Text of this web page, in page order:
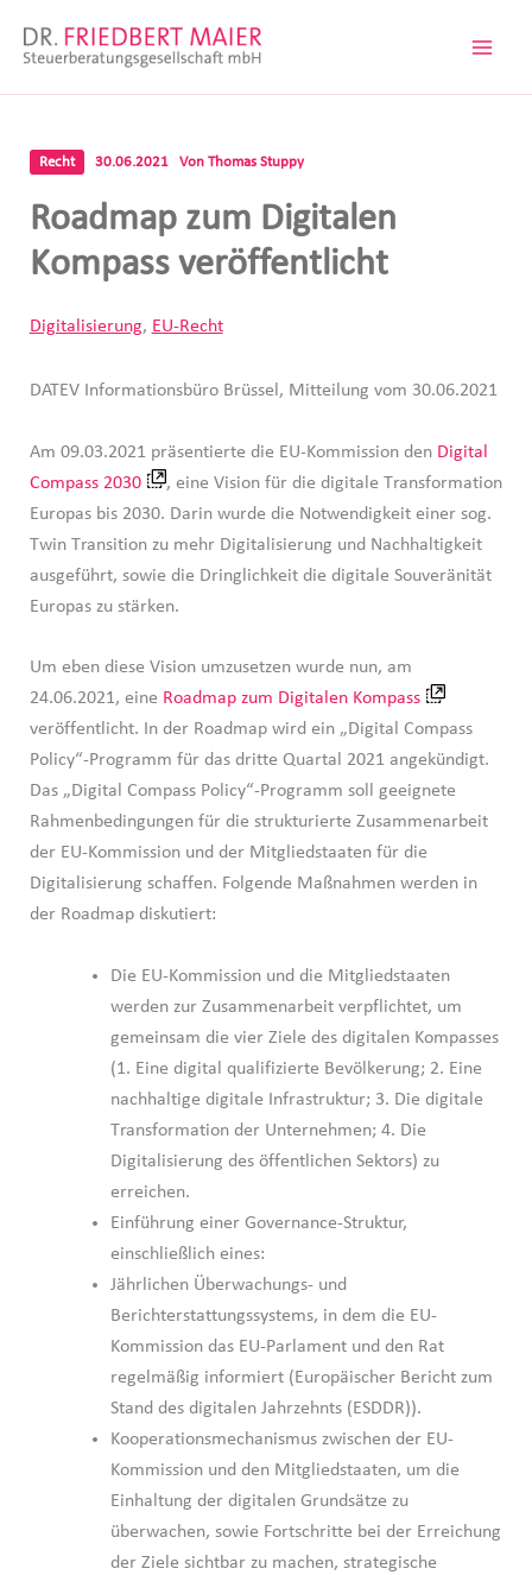
Inhalt
Recht 30.06.2021 Von Thomas Stuppy
Roadmap zum Digitalen
Kompass veröffentlicht
Digitalisierung, EU-Recht
DATEV Informationsbüro Brüssel, Mitteilung vom 30.06.2021
Am 09.03.2021 präsentierte die EU-Kommission den Digital
Compass 2030
, eine Vision für die digitale Transformation
Europas bis 2030. Darin wurde die Notwendigkeit einer sog.
Twin Transition zu mehr Digitalisierung und Nachhaltigkeit
ausgeführt, sowie die Dringlichkeit die digitale Souveränität
Europas zu stärken.
Um eben diese Vision umzusetzen wurde nun, am
24.06.2021, eine Roadmap zum Digitalen Kompass
veröffentlicht. In der Roadmap wird ein „Digital Compass
Policy“-Programm für das dritte Quartal 2021 angekündigt.
Das „Digital Compass Policy“-Programm soll geeignete
Rahmenbedingungen für die strukturierte Zusammenarbeit
der EU-Kommission und der Mitgliedstaaten für die
Digitalisierung schaffen. Folgende Maßnahmen werden in
der Roadmap diskutiert:
Die EU-Kommission und die Mitgliedstaaten
werden zur Zusammenarbeit verpflichtet, um
gemeinsam die vier Ziele des digitalen Kompasses
(1. Eine digital qualifizierte Bevölkerung; 2. Eine
nachhaltige digitale Infrastruktur; 3. Die digitale
Transformation der Unternehmen; 4. Die
Digitalisierung des öffentlichen Sektors) zu
erreichen.
Einführung einer Governance-Struktur,
einschließlich eines:
Jährlichen Überwachungs- und
Berichterstattungssystems, in dem die EU-
Kommission das EU-Parlament und den Rat
regelmäßig informiert (Europäischer Bericht zum
Stand des digitalen Jahrzehnts (ESDDR)).
Kooperationsmechanismus zwischen der EU-
Kommission und den Mitgliedstaaten, um die
Einhaltung der digitalen Grundsätze zu
überwachen, sowie Fortschritte bei der Erreichung
der Ziele sichtbar zu machen, strategische